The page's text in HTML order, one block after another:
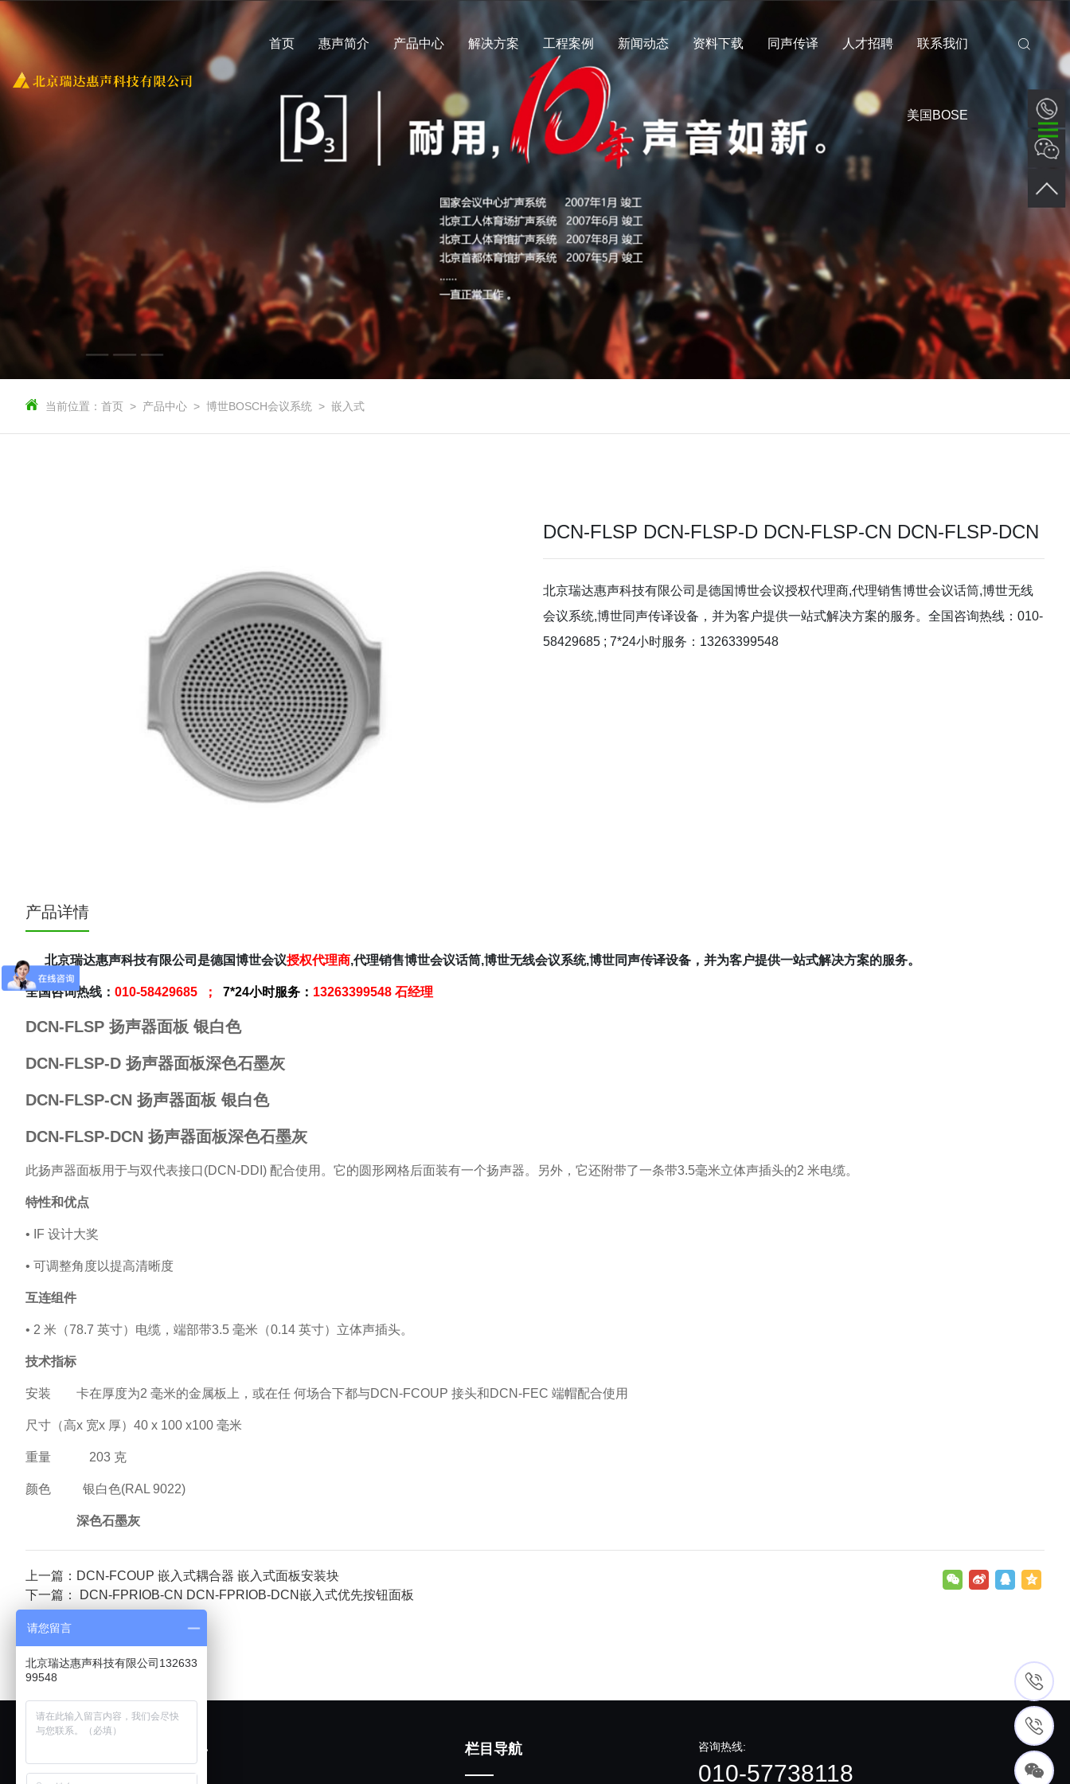
首页 惠声简介 产品中心 解决方案 工程案例 新闻动态 资料下载 同声传译 人才招聘 联系我们
美国BOSE
当前位置： 首页 产品中心 博世BOSCH会议系统 嵌入式
DCN-FLSP DCN-FLSP-D DCN-FLSP-CN DCN-FLSP-DCN
北京瑞达惠声科技有限公司是德国博世会议授权代理商,代理销售博世会议话筒,博世无线
会议系统,博世同声传译设备，并为客户提供一站式解决方案的服务。全国咨询热线：010-
58429685 ; 7*24小时服务：13263399548
产品详情
北京瑞达惠声科技有限公司是德国博世会议授权代理商,代理销售博世会议话筒,博世无线会议系统,博世同声传译设备，并为客户提供一站式解决方案的服务。
全国咨询热线： 010-58429685 ； 7*24小时服务： 13263399548 石经理
DCN-FLSP 扬声器面板 银白色
DCN-FLSP-D 扬声器面板深色石墨灰
DCN-FLSP-CN 扬声器面板 银白色
DCN-FLSP-DCN 扬声器面板深色石墨灰
此扬声器面板用于与双代表接口(DCN-DDI) 配合使用。它的圆形网格后面装有一个扬声器。另外，它还附带了一条带3.5毫米立体声插头的2 米电缆。
特性和优点
• IF 设计大奖
• 可调整角度以提高清晰度
互连组件
• 2 米（78.7 英寸）电缆，端部带3.5 毫米（0.14 英寸）立体声插头。
技术指标
安装 卡在厚度为2 毫米的金属板上，或在任 何场合下都与DCN-FCOUP 接头和DCN-FEC 端帽配合使用
尺寸（高x 宽x 厚）40 x 100 x100 毫米
重量 203 克
颜色 银白色(RAL 9022)
深色石墨灰
上一篇：DCN-FCOUP 嵌入式耦合器 嵌入式面板安装块
下一篇： DCN-FPRIOB-CN DCN-FPRIOB-DCN嵌入式优先按钮面板
欢迎展厅试音 栏目导航 咨询热线:
010-57738118
请您留言
北京瑞达惠声科技有限公司132633
99548